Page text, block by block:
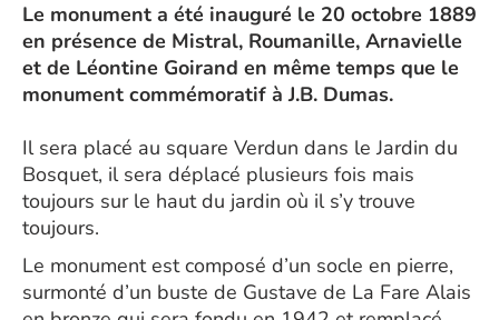
Le monument a été inauguré le 20 octobre 1889
en présence de Mistral, Roumanille, Arnavielle
et de Léontine Goirand en même temps que le
monument commémoratif à J.B. Dumas.
Il sera placé au square Verdun dans le Jardin du
Bosquet, il sera déplacé plusieurs fois mais
toujours sur le haut du jardin où il s’y trouve
toujours.
Le monument est composé d’un socle en pierre,
surmonté d’un buste de Gustave de La Fare Alais